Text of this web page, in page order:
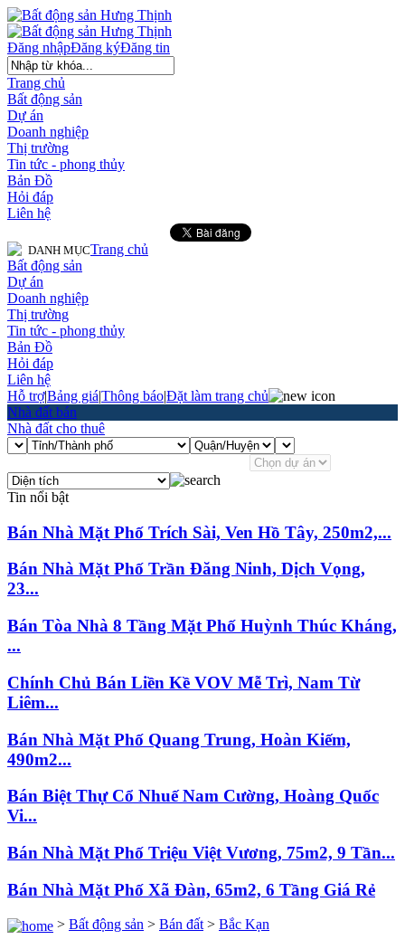
Đăng ký
Đăng nhập Đăng tin
Trang chủ
Bất động sản
Dự án
Doanh nghiệp
Thị trường
Tin tức - phong thủy
Bản Đồ
Hỏi đáp
Liên hệ
DANH MỤCTrang chủ
Bất động sản
Dự án
Doanh nghiệp
Thị trường
Tin tức - phong thủy
Bản Đồ
Hỏi đáp
Liên hệ
Hỗ trợ|Bảng giá|Thông báo|Đặt làm trang chủ
Nhà đất bán
Nhà đất cho thuê
Tin nổi bật
Bán Nhà Mặt Phố Trích Sài, Ven Hồ Tây, 250m2,...
Bán Nhà Mặt Phố Trần Đăng Ninh, Dịch Vọng,
23...
Bán Tòa Nhà 8 Tầng Mặt Phố Huỳnh Thúc Kháng,
...
Chính Chủ Bán Liền Kề VOV Mễ Trì, Nam Từ
Liêm...
Bán Nhà Mặt Phố Quang Trung, Hoàn Kiếm,
490m2...
Bán Biệt Thự Cổ Nhuế Nam Cường, Hoàng Quốc
Vi...
Bán Nhà Mặt Phố Triệu Việt Vương, 75m2, 9 Tần...
Bán Nhà Mặt Phố Xã Đàn, 65m2, 6 Tầng Giá Rẻ
> Bất động sản > Bán đất> Bắc Kạn